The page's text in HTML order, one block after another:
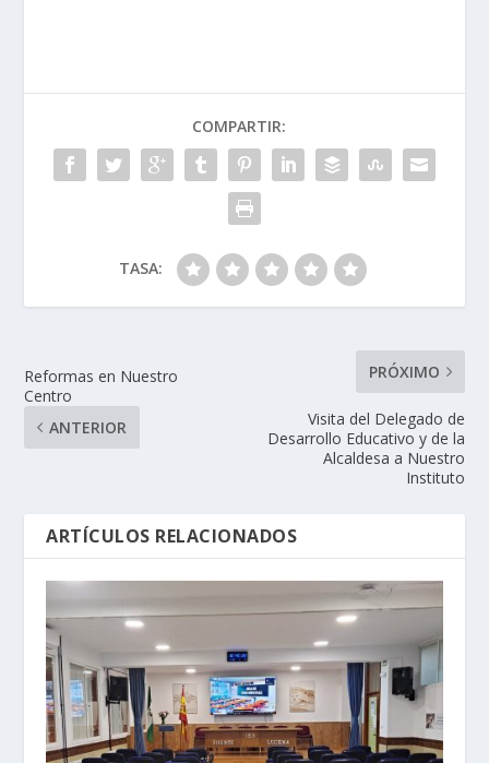
COMPARTIR:
TASA:
Reformas en Nuestro
Centro
ANTERIOR
PRÓXIMO
Visita del Delegado de
Desarrollo Educativo y de la
Alcaldesa a Nuestro
Instituto
ARTÍCULOS RELACIONADOS